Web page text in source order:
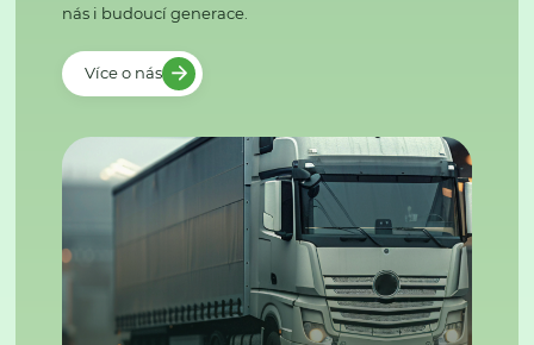
nás i budoucí generace.
Více o nás